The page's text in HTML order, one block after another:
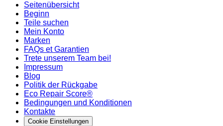
Seitenübersicht
Beginn
Teile suchen
Mein Konto
Marken
FAQs et Garantien
Trete unserem Team bei!
Impressum
Blog
Politik der Rückgabe
Eco Repair Score®
Bedingungen und Konditionen
Kontakte
Cookie Einstellungen